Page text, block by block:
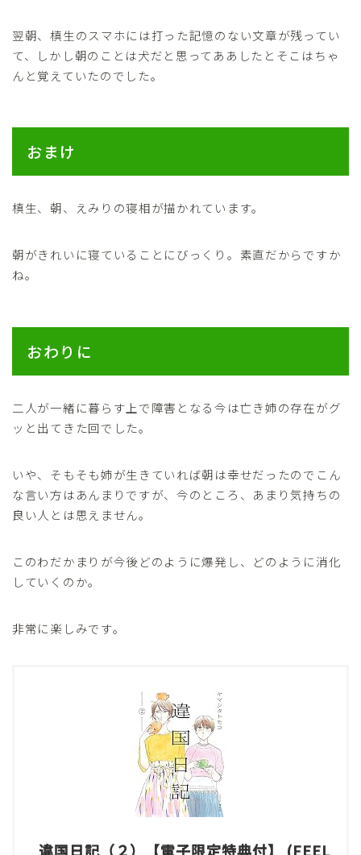
翌朝、槙生のスマホには打った記憶のない文章が残ってい
て、しかし朝のことは犬だと思ってああしたとそこはちゃ
んと覚えていたのでした。
おまけ
槙生、朝、えみりの寝相が描かれています。
朝がきれいに寝ていることにびっくり。素直だからですか
ね。
おわりに
二人が一緒に暮らす上で障害となる今は亡き姉の存在がグ
ッと出てきた回でした。
いや、そもそも姉が生きていれば朝は幸せだったのでこん
な言い方はあんまりですが、今のところ、あまり気持ちの
良い人とは思えません。
このわだかまりが今後どのように爆発し、どのように消化
していくのか。
非常に楽しみです。
違国日記（２）【電子限定特典付】 (FEEL